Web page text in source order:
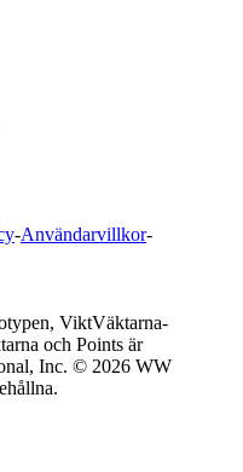
-Användarvillkor-
ViktVäktarna-
och Points är
Inc. © 2026 WW